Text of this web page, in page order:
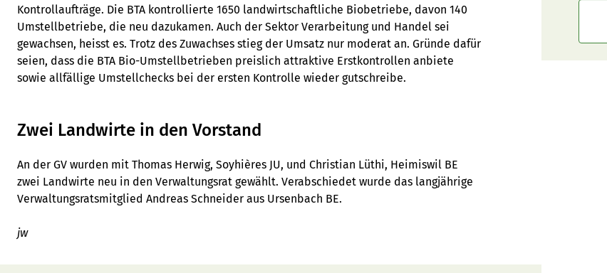
Kontrollaufträge. Die BTA kontrollierte 1650 landwirtschaftliche Biobetriebe, davon 140
Umstellbetriebe, die neu dazukamen. Auch der Sektor Verarbeitung und Handel sei
gewachsen, heisst es. Trotz des Zuwachses stieg der Umsatz nur moderat an. Gründe dafür
seien, dass die BTA Bio-Umstellbetrieben preislich attraktive Erstkontrollen anbiete
sowie allfällige Umstellchecks bei der ersten Kontrolle wieder gutschreibe.
Zwei Landwirte in den Vorstand
An der GV wurden mit Thomas Herwig, Soyhières JU, und Christian Lüthi, Heimiswil BE
zwei Landwirte neu in den Verwaltungsrat gewählt. Verabschiedet wurde das langjährige
Verwaltungsratsmitglied Andreas Schneider aus Ursenbach BE.
jw